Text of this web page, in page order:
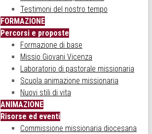
Testimoni del nostro tempo
FORMAZIONE
Percorsi e proposte
Formazione di base
Missio Giovani Vicenza
Laboratorio di pastorale missionaria
Scuola animazione missionaria
Nuovi stili di vita
ANIMAZIONE
Risorse ed eventi
Commissione missionaria diocesana